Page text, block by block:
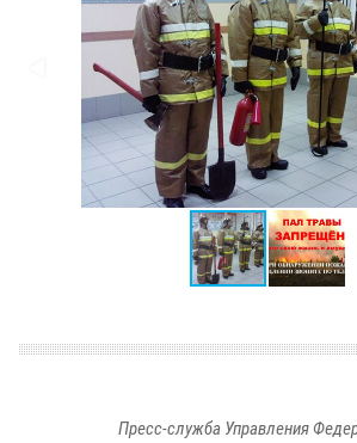
Пресс-служба Управления